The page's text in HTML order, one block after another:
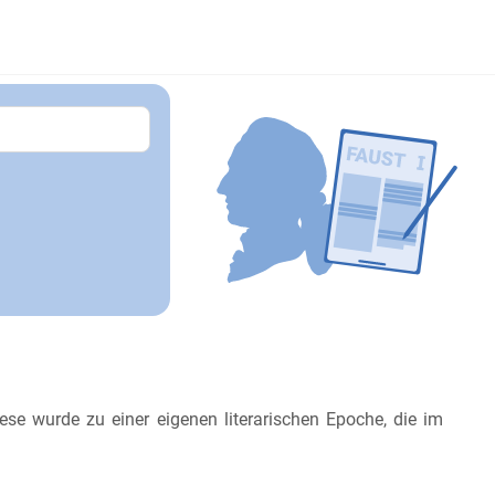
wurde zu einer eigenen literarischen Epoche, die im